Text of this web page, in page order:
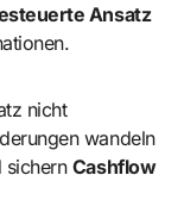
Ansatz
nicht
wandeln
sichern Cashflow